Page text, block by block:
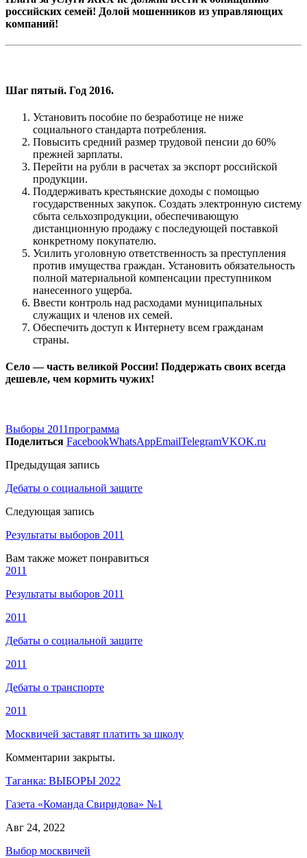
российских семей! Долой мошенников из управляющих
компаний!
Шаг пятый. Год 2016.
Установить пособие по безработице не ниже
социального стандарта потребления.
Повысить средний размер трудовой пенсии до 60%
прежней зарплаты.
Перейти на рубли в расчетах за экспорт российской
продукции.
Поддерживать крестьянские доходы с помощью
государственных закупок. Создать электронную систему
сбыта сельхозпродукции, обеспечивающую
дистанционную продажу с последующей поставкой
конкретному покупателю.
Усилить уголовную ответственность за преступления
против имущества граждан. Установить обязательность
полной материальной компенсации преступником
нанесенного ущерба.
Ввести контроль над расходами муниципальных
служащих и членов их семей.
Обеспечить доступ к Интернету всем гражданам
страны.
Село — часть великой России! Поддержать своих всегда
дешевле, чем кормить чужих!
Выборы 2011программа
Поделиться FacebookWhatsAppEmailTelegramVKOK.ru
Предыдущая запись
Дебаты о социальной защите
Следующая запись
Результаты выборов 2011
Вам также может понравиться
2011
Результаты выборов 2011
2011
Дебаты о социальной защите
2011
Дебаты о транспорте
2011
Москвичей заставят платить за школу
Комментарии закрыты.
Таганка: ВЫБОРЫ 2022
Газета «Команда Свиридова» №1
Авг 24, 2022
Выбор москвичей